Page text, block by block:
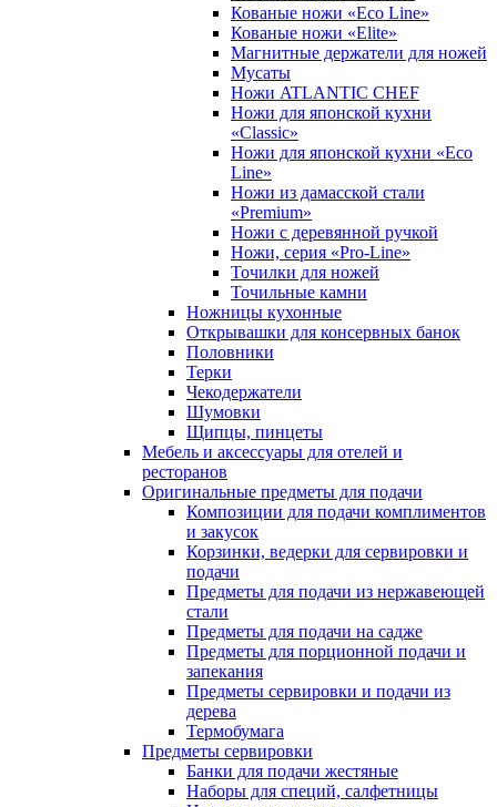
Кованые ножи «Eco Line»
Кованые ножи «Elite»
Магнитные держатели для ножей
Мусаты
Ножи ATLANTIC CHEF
Ножи для японской кухни
«Classic»
Ножи для японской кухни «Eco
Line»
Ножи из дамасской стали
«Premium»
Ножи с деревянной ручкой
Ножи, серия «Pro-Line»
Точилки для ножей
Точильные камни
Ножницы кухонные
Открывашки для консервных банок
Половники
Терки
Чекодержатели
Шумовки
Щипцы, пинцеты
Мебель и аксессуары для отелей и
ресторанов
Оригинальные предметы для подачи
Композиции для подачи комплиментов
и закусок
Корзинки, ведерки для сервировки и
подачи
Предметы для подачи из нержавеющей
стали
Предметы для подачи на садже
Предметы для порционной подачи и
запекания
Предметы сервировки и подачи из
дерева
Термобумага
Предметы сервировки
Банки для подачи жестяные
Наборы для специй, салфетницы